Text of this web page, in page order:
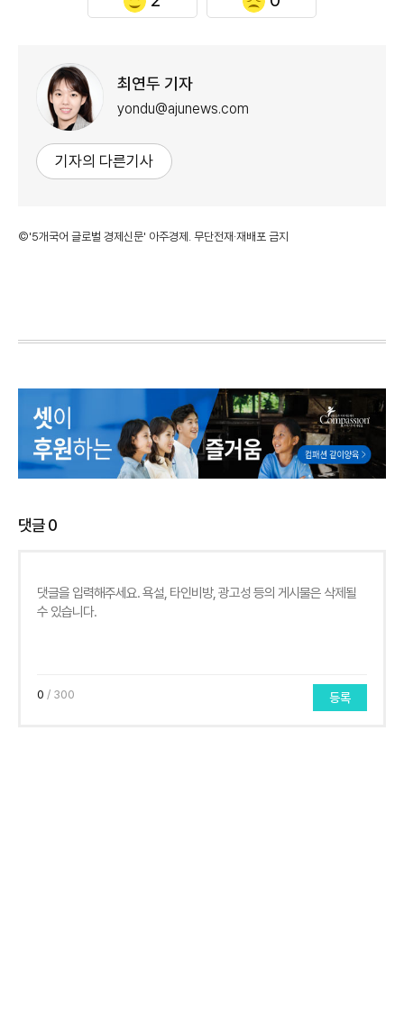
최연두 기자
yondu@ajunews.com
기자의 다른기사
©'5개국어 글로벌 경제신문' 아주경제. 무단전재·재배포 금지
댓글0
0 / 300 등록